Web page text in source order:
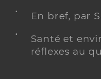
En bref, par
Santé et
réflexes au